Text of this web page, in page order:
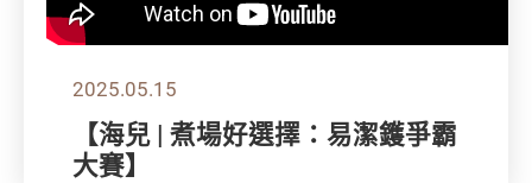
2025.05.15
【海兒 | 煮場好選擇：易潔鑊爭霸
大賽】